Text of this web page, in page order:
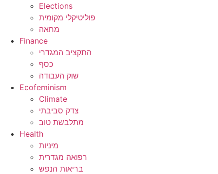
Elections
פוליטיקלי מקומית
מחאה
Finance
התקציב המגדרי
כסף
שוק העבודה
Ecofeminism
Climate
צדק סביבתי
מתלבשת טוב
Health
מיניות
רפואה מגדרית
בריאות הנפש